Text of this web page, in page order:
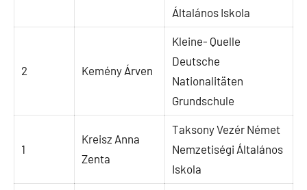
Általános Iskola
2 Kemény Árven
Kleine- Quelle
Deutsche
Nationalitäten
Grundschule
1
Kreisz Anna
Zenta
Taksony Vezér Német
Nemzetiségi Általános
Iskola